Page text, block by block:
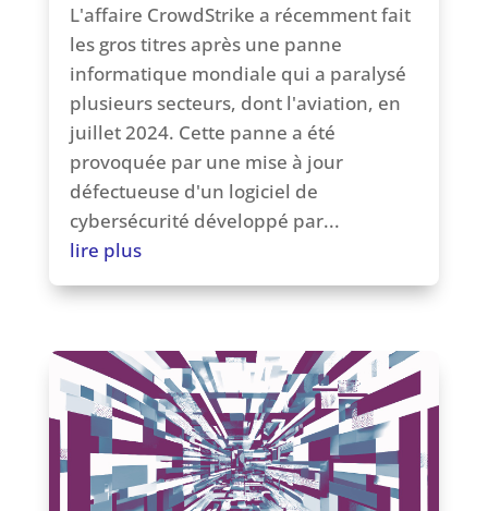
L'affaire CrowdStrike a récemment fait
les gros titres après une panne
informatique mondiale qui a paralysé
plusieurs secteurs, dont l'aviation, en
juillet 2024. Cette panne a été
provoquée par une mise à jour
défectueuse d'un logiciel de
cybersécurité développé par...
lire plus